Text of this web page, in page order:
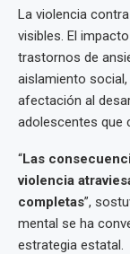
La violencia
visibles. El
trastornos de
aislamiento
afectación al
adolescentes que
“Las
violencia
completas”,
mental se ha
estrategia estatal.